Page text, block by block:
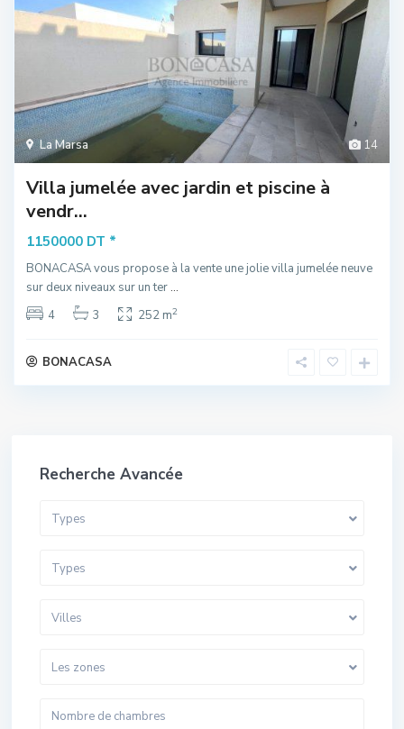
14
La Marsa
Villa jumelée avec jardin et piscine à
vendr...
1150000 DT *
BONACASA vous propose à la vente une jolie villa jumelée neuve
sur deux niveaux sur un ter...
4
3 252 m2
BONACASA
Recherche Avancée
Types
Types
Villes
Les zones